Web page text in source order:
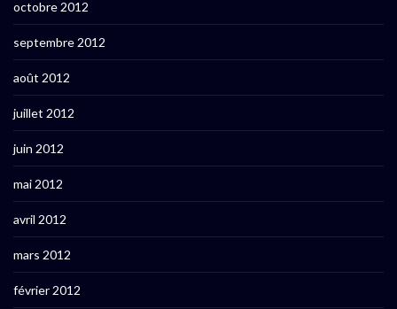
octobre 2012
septembre 2012
août 2012
juillet 2012
juin 2012
mai 2012
avril 2012
mars 2012
février 2012